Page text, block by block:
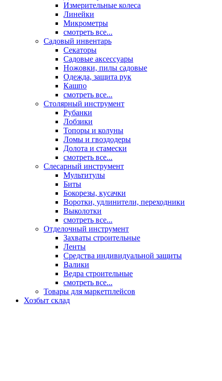
Измерительные колеса
Линейки
Микрометры
смотреть все...
Садовый инвентарь
Секаторы
Садовые аксессуары
Ножовки, пилы садовые
Одежда, защита рук
Кашпо
смотреть все...
Столярный инструмент
Рубанки
Лобзики
Топоры и колуны
Ломы и гвоздодеры
Долота и стамески
смотреть все...
Слесарный инструмент
Мультитулы
Биты
Бокорезы, кусачки
Воротки, удлинители, переходники
Выколотки
смотреть все...
Отделочный инструмент
Захваты строительные
Ленты
Средства индивидуальной защиты
Валики
Ведра строительные
смотреть все...
Товары для маркетплейсов
Хозбыт склад